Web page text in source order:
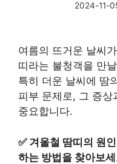
2024-11-
여름의 뜨거운 날씨
띠라는 불청객을 만
특히 더운 날씨에 땀
피부 문제로, 그 증상
중요합니다.
✅ 겨울철 땀띠의 원
하는 방법을 찾아보